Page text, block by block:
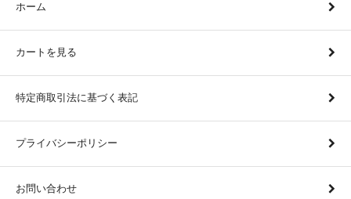
ホーム
カートを見る
特定商取引法に基づく表記
プライバシーポリシー
お問い合わせ